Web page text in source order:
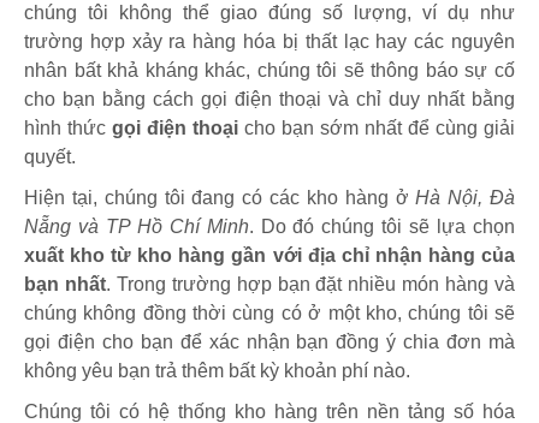
chúng tôi không thể giao đúng số lượng, ví dụ như
trường hợp xảy ra hàng hóa bị thất lạc hay các nguyên
nhân bất khả kháng khác, chúng tôi sẽ thông báo sự cố
cho bạn bằng cách gọi điện thoại và chỉ duy nhất bằng
hình thức gọi điện thoại cho bạn sớm nhất để cùng giải
quyết.
Hiện tại, chúng tôi đang có các kho hàng ởHà Nội, Đà
Nẵng và TP Hồ Chí Minh. Do đó chúng tôi sẽ lựa chọn
xuất kho từ kho hàng gần với địa chỉ nhận hàng của
bạn nhất. Trong trường hợp bạn đặt nhiều món hàng và
chúng không đồng thời cùng có ở một kho, chúng tôi sẽ
gọi điện cho bạn để xác nhận bạn đồng ý chia đơn mà
không yêu bạn trả thêm bất kỳ khoản phí nào.
Chúng tôi có hệ thống kho hàng trên nền tảng số hóa